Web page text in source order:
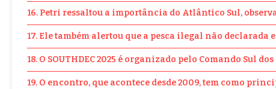
16. Petri ressaltou a importância do Atlântico Sul,
17. Ele também alertou que a pesca ilegal não
18. O SOUTHDEC 2025 é organizado pelo Comando Sul
19. O encontro, que acontece desde 2009, tem como